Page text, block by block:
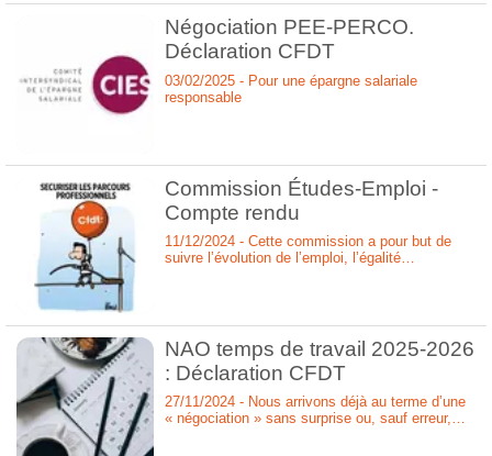
Entreprise présents dans notre Plan d’Épargne
d’Entreprise. Elle avait énoncé plusieurs
principes pour accompagner l’appel d’offres :
Négociation PEE-PERCO.
Déclaration CFDT
03/02/2025 - Pour une épargne salariale
responsable
Commission Études-Emploi -
Compte rendu
11/12/2024 - Cette commission a pour but de
suivre l’évolution de l’emploi, l’égalité
NAO temps de travail 2025-2026
: Déclaration CFDT
27/11/2024 - Nous arrivons déjà au terme d’une
« négociation » sans surprise ou, sauf erreur,